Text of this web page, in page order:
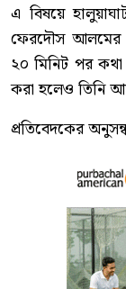
এ বিষয়ে
ফেরদৌস আলমের
২০ মিনিট পর
করা হলেও তিনি
প্রতিবেদকের